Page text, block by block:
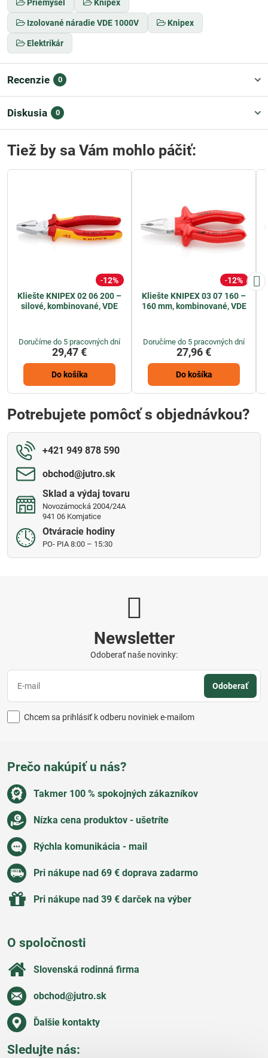
Priemysel Knipex
Izolované náradie VDE 1000V Knipex
Elektrikár
Recenzie 0
Diskusia 0
Tiež by sa Vám mohlo páčiť:
12%
Kliešte KNIPEX 02 06 200 –
silové, kombinované, VDE
Doručíme do 5 pracovných dní
29,47 €
Do košíka
12%
Kliešte KNIPEX 03 07 160 –
160 mm, kombinované, VDE
Doručíme do 5 pracovných dní
27,96 €
Do košíka
Potrebujete pomôcť s objednávkou?
+421 949 878 590
obchod​@jutro​.sk
Sklad a výdaj tovaru
Novozámocká 2004/24A
941 06 Komjatice
Otváracie hodiny
PO- PIA 8:00 – 15:30
Newsletter
Odoberať naše novinky:
Odoberať
Chcem sa prihlásiť k odberu noviniek e-mailom
Prečo nakúpiť u nás?
Takmer 100 % spokojných zákazníkov
Nízka cena produktov - ušetríte
Rýchla komunikácia - mail
Pri nákupe nad 69 € doprava zadarmo
Pri nákupe nad 39 € darček na výber
O spoločnosti
Slovenská rodinná firma
obchod​@jutro​.sk
Ďalšie kontakty
Sledujte nás: